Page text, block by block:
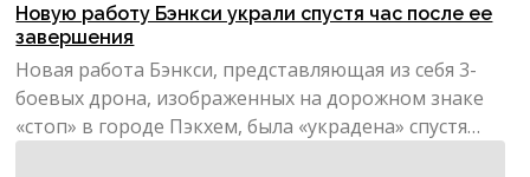
Новую работу Бэнкси украли спустя час после ее
завершения
Новая работа Бэнкси, представляющая из себя 3-
боевых дрона, изображенных на дорожном знаке
«стоп» в городе Пэкхем, была «украдена» спустя